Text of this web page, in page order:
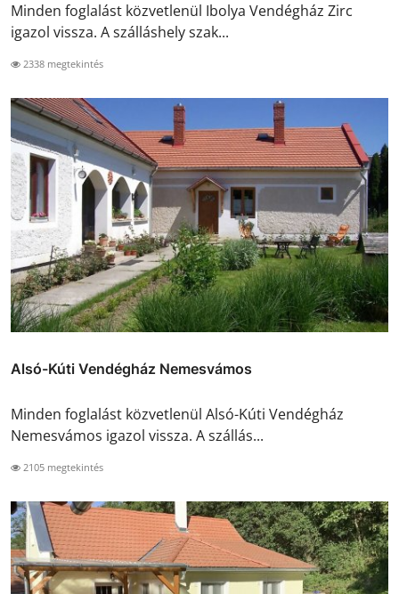
Minden foglalást közvetlenül Ibolya Vendégház Zirc
igazol vissza. A szálláshely szak...
2338 megtekintés
Alsó-Kúti Vendégház Nemesvámos
Minden foglalást közvetlenül Alsó-Kúti Vendégház
Nemesvámos igazol vissza. A szállás...
2105 megtekintés